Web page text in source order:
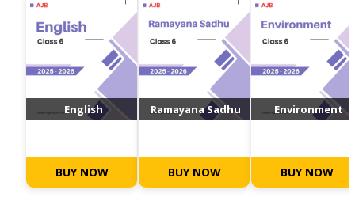
English
BUY NOW
Ramayana Sadhu
BUY NOW
Environment
BUY NOW